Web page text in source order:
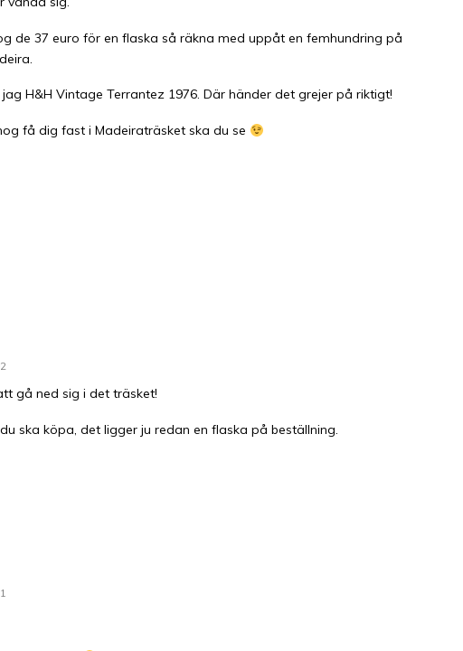
de 37 euro för en flaska så räkna med uppåt en femhundring på
H&H Vintage Terrantez 1976. Där händer det grejer på riktigt!
få dig fast i Madeiraträsket ska du se
gå ned sig i det träsket!
ska köpa, det ligger ju redan en flaska på beställning.